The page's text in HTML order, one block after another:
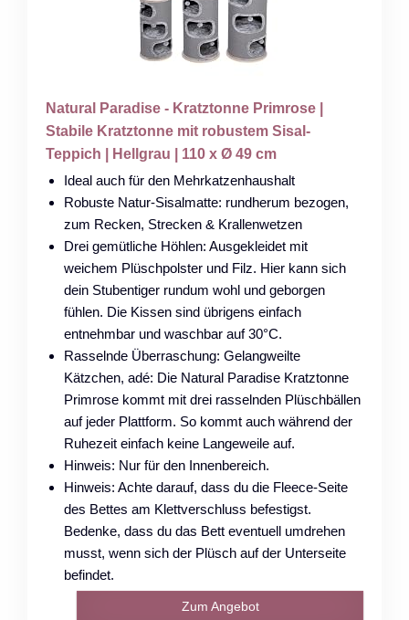
Natural Paradise - Kratztonne Primrose |
Stabile Kratztonne mit robustem Sisal-
Teppich | Hellgrau | 110 x Ø 49 cm
Ideal auch für den Mehrkatzenhaushalt
Robuste Natur-Sisalmatte: rundherum bezogen,
zum Recken, Strecken & Krallenwetzen
Drei gemütliche Höhlen: Ausgekleidet mit
weichem Plüschpolster und Filz. Hier kann sich
dein Stubentiger rundum wohl und geborgen
fühlen. Die Kissen sind übrigens einfach
entnehmbar und waschbar auf 30°C.
Rasselnde Überraschung: Gelangweilte
Kätzchen, adé: Die Natural Paradise Kratztonne
Primrose kommt mit drei rasselnden Plüschbällen
auf jeder Plattform. So kommt auch während der
Ruhezeit einfach keine Langeweile auf.
Hinweis: Nur für den Innenbereich.
Hinweis: Achte darauf, dass du die Fleece-Seite
des Bettes am Klettverschluss befestigst.
Bedenke, dass du das Bett eventuell umdrehen
musst, wenn sich der Plüsch auf der Unterseite
befindet.
Zum Angebot